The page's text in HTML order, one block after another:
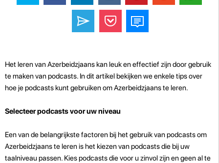
Het leren van Azerbeidzjaans kan leuk en effectief zijn door gebruik
te maken van podcasts. In dit artikel bekijken we enkele tips over
hoe je podcasts kunt gebruiken om Azerbeidzjaans te leren.
Selecteer podcasts voor uw niveau
Een van de belangrijkste factoren bij het gebruik van podcasts om
Azerbeidzjaans te leren is het kiezen van podcasts die bij uw
taalniveau passen. Kies podcasts die voor u zinvol zijn en geen al te